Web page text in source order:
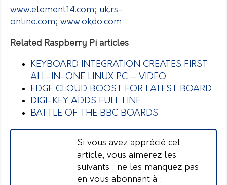
www.element14.com; uk.rs-
online.com; www.okdo.com
Related Raspberry Pi articles
KEYBOARD INTEGRATION CREATES FIRST
ALL-IN-ONE LINUX PC – VIDEO
EDGE CLOUD BOOST FOR LATEST BOARD
DIGI-KEY ADDS FULL LINE
BATTLE OF THE BBC BOARDS
Si vous avez apprécié cet
article, vous aimerez les
suivants : ne les manquez pas
en vous abonnant à :